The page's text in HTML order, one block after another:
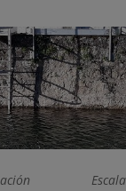
radiación Escala